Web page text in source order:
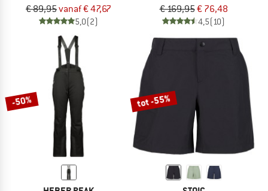
€ 89,95vanaf € 47,67
5,0(2)
€ 169,95€ 76,48
4,5(10)
-50% tot -55%